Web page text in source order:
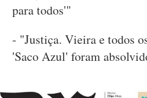
para todos'"
- "Justiça. Vieira e todos
'Saco Azul' foram